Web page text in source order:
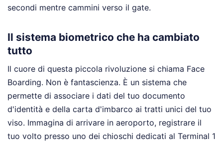
secondi mentre cammini verso il gate.
Il sistema biometrico che ha cambiato
tutto
Il cuore di questa piccola rivoluzione si chiama Face
Boarding. Non è fantascienza. È un sistema che
permette di associare i dati del tuo documento
d'identità e della carta d'imbarco ai tratti unici del tuo
viso. Immagina di arrivare in aeroporto, registrare il
tuo volto presso uno dei chioschi dedicati al Terminal 1